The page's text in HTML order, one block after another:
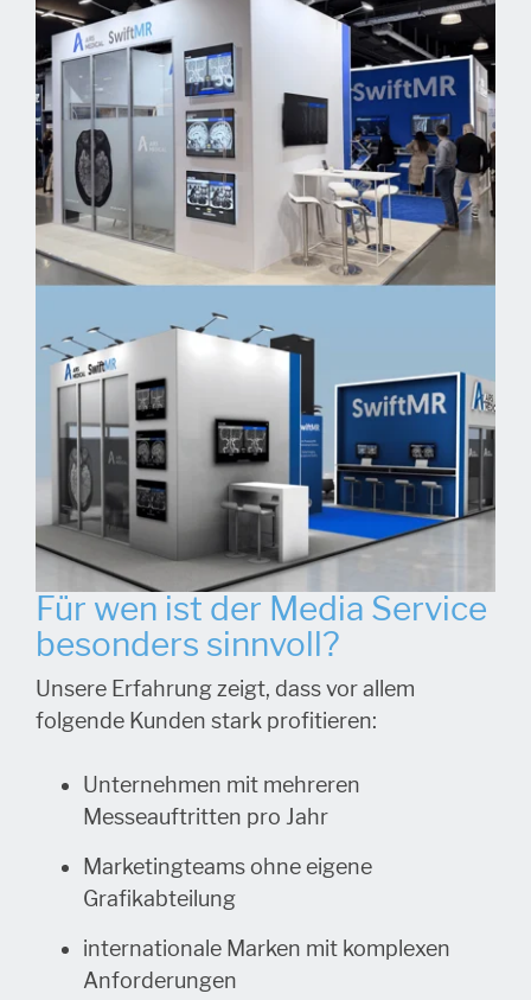
Für wen ist der Media Service
besonders sinnvoll?
Unsere Erfahrung zeigt, dass vor allem
folgende Kunden stark profitieren:
Unternehmen mit mehreren
Messeauftritten pro Jahr
Marketingteams ohne eigene
Grafikabteilung
internationale Marken mit komplexen
Anforderungen